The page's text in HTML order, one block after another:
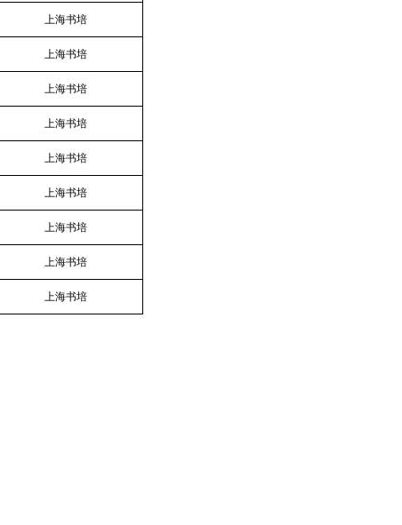
上海书培
上海书培
上海书培
上海书培
上海书培
上海书培
上海书培
上海书培
上海书培